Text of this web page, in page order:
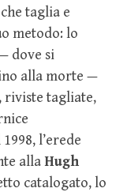
taglia e
metodo: lo
dove si
alla morte —
riviste tagliate,
l’erede
allaHugh
catalogato, lo